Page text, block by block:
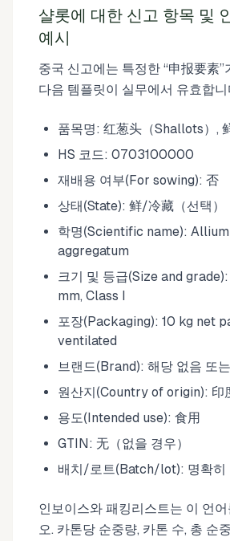
샬롯에 대한 신고 항목 및
예시
중국 신고에는 특정한 “申报要素”
다음 템플릿이 실무에서 유효합니
품목명: 红葱头（Shallots）,
HS 코드: 0703100000
재배용 여부(For sowing): 否
상태(State): 鲜/冷藏（선택）
학명(Scientific name):
aggregatum
크기 및 등급(Size and
mm, Class I
포장(Packaging): 10 kg net
ventilated
브랜드(Brand): 해당 없음 또
원산지(Country of origin): 印
용도(Intended use): 食用
GTIN: 无（없을 경우）
배치/로트(Batch/lot): 명확히
인보이스와 패킹리스트는 이 언
오. 카톤당 순중량, 카톤 수, 총 순